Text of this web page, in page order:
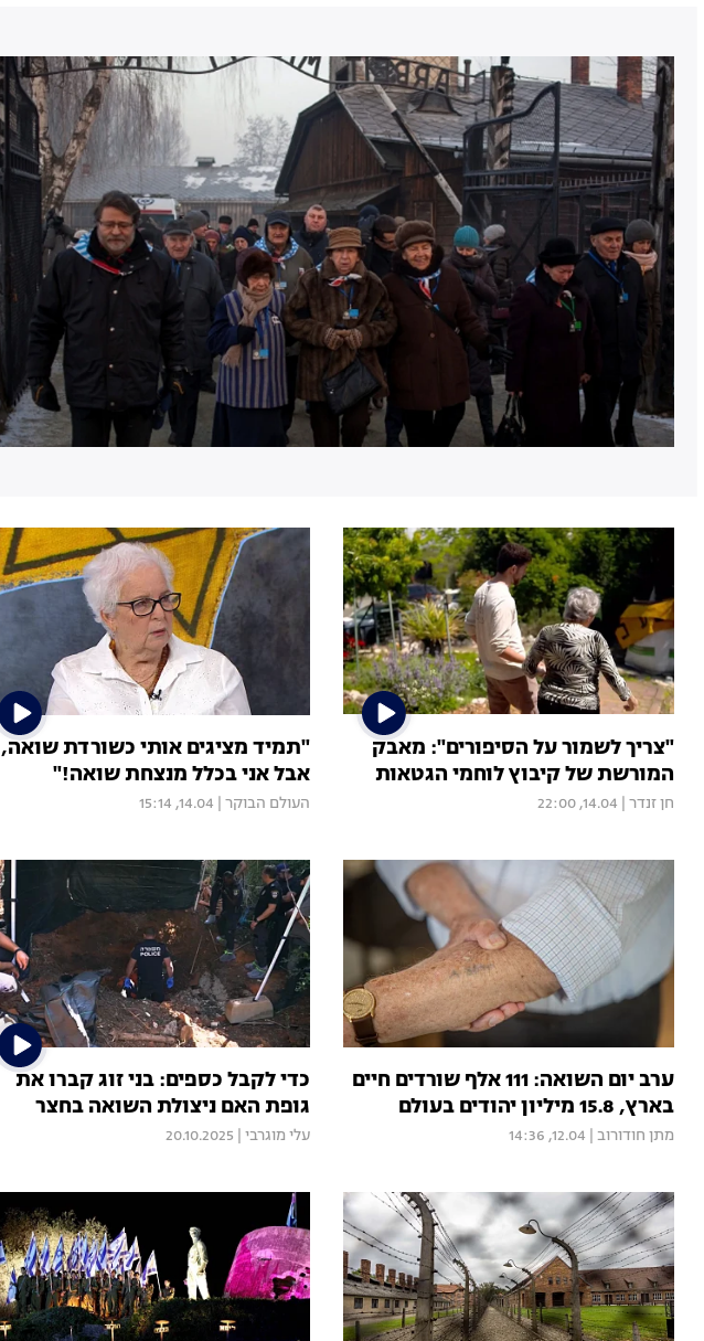
"צריך לשמור על הסיפורים": מאבק
המורשת של קיבוץ לוחמי הגטאות
חן זנדר 14.04, 22:00
"תמיד מציגים אותי כשורדת שואה,
אבל אני בכלל מנצחת שואה!"
העולם הבוקר 14.04, 15:14
ערב יום השואה: 111 אלף שורדים חיים
בארץ, 15.8 מיליון יהודים בעולם
מתן חודורוב 12.04, 14:36
כדי לקבל כספים: בני זוג קברו את
גופת האם ניצולת השואה בחצר
עלי מוגרבי 20.10.2025